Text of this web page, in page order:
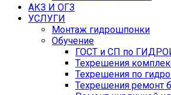
АКЗ И ОГЗ
УСЛУГИ
Монтаж гидрошпонки
Обучение
ГОСТ и СП по
Техрешения
Техрешения по
Техрешения ремонт